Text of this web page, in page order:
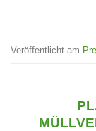
Veröffentlicht am